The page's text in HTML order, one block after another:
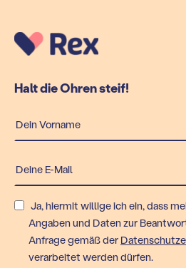
Halt die Ohren steif!
Ja, hiermit willige ich ein, dass
Angaben und Daten zur
Anfrage gemäß der
verarbeitet werden dürfen.